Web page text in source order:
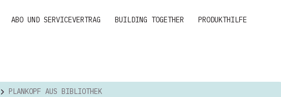
ABO UND SERVICEVERTRAG BUILDING TOGETHER PRODUKTHILFE
PLANKOPF AUS BIBLIOTHEK